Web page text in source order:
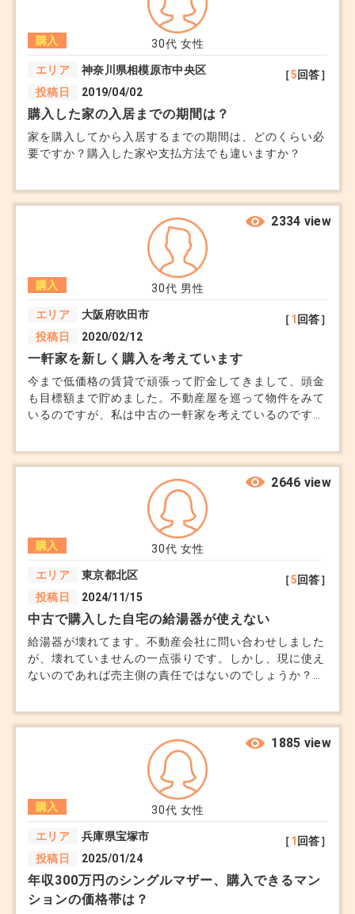
30代 女性
購入
エリア
神奈川県相模原市中央区
投稿日
2019/04/02
［5回答］
購入した家の入居までの期間は？
家を購入してから入居するまでの期間は、どのくらい必
要ですか？購入した家や支払方法でも違いますか？
30代 男性
購入
エリア
大阪府吹田市
投稿日
2020/02/12
［1 回答］
2334 view
一軒家を新しく購入を考えています
今まで低価格の賃貸で頑張って貯金してきまして、頭金
も目標額まで貯めました。不動産屋を巡って物件をみて
いるのですが、私は中古の一軒家を考えているのです
たのですが、少しづつ当初の予算より高い物件を進めて
くるようになりました。初めに伝えた予算より大きな買
い物を進めてくるので、少し不安になっております。予
算オーバーの物件を進めてくる不動産屋は珍しく無いの
30代 女性
購入
エリア
東京都北区
投稿日
2024/11/15
［5回答］
2646 view
中古で購入した自宅の給湯器が使えない
給湯器が壊れてます。不動産会社に問い合わせしました
が、壊れていませんの一点張りです。しかし、現に使え
ないのであれば売主側の責任ではないのでしょうか？一
が。そのような体験された方はどのように対処されたの
か教えてください。 内覧時〜契約まで、リスケが何度
もあったりと大丈夫か？とは思ってましたが物件を気に
入っていたので、進めた結果です。公開してきます。
30代 女性
購入
エリア
兵庫県宝塚市
投稿日
2025/01/24
［1 回答］
1885 view
年収300万円のシングルマザー、購入できるマン
ションの価格帯は？